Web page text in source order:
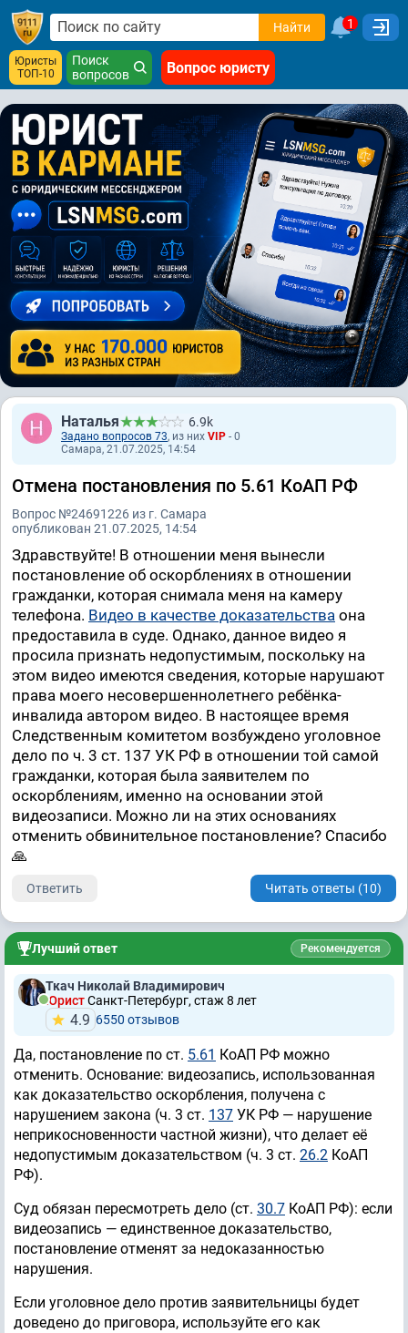
Найти 1
Юристы
ТОП-10
Поиск
вопросов
Вопрос юристу
Наталья 6.9k
Задано вопросов 73, из них VIP - 0
Самара, 21.07.2025, 14:54
Отмена постановления по 5.61 КоАП РФ
Вопрос №24691226 из г. Самара
опубликован 21.07.2025, 14:54
Здравствуйте! В отношении меня вынесли
постановление об оскорблениях в отношении
гражданки, которая снимала меня на камеру
телефона. Видео в качестве доказательства она
предоставила в суде. Однако, данное видео я
просила признать недопустимым, поскольку на
этом видео имеются сведения, которые нарушают
права моего несовершеннолетнего ребёнка-
инвалида автором видео. В настоящее время
Следственным комитетом возбуждено уголовное
дело по ч. 3 ст. 137 УК РФ в отношении той самой
гражданки, которая была заявителем по
оскорблениям, именно на основании этой
видеозаписи. Можно ли на этих основаниях
отменить обвинительное постановление? Спасибо
🙏
Ответить Читать ответы (10)
Лучший ответ Рекомендуется
Ткач Николай Владимирович
ЮристСанкт-Петербург, стаж 8 лет
4.9 6550 отзывов
Да, постановление по ст. 5.61 КоАП РФ можно
отменить. Основание: видеозапись, использованная
как доказательство оскорбления, получена с
нарушением закона (ч. 3 ст. 137 УК РФ — нарушение
неприкосновенности частной жизни), что делает её
недопустимым доказательством (ч. 3 ст. 26.2 КоАП
РФ).
Суд обязан пересмотреть дело (ст. 30.7 КоАП РФ): если
видеозапись — единственное доказательство,
постановление отменят за недоказанностью
нарушения.
Если уголовное дело против заявительницы будет
доведено до приговора, используйте его как